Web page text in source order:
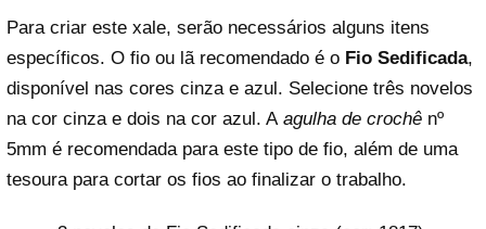
Para criar este xale, serão necessários alguns itens
específicos. O fio ou lã recomendado é o Fio Sedificada,
disponível nas cores cinza e azul. Selecione três novelos
na cor cinza e dois na cor azul. A agulha de crochê nº
5mm é recomendada para este tipo de fio, além de uma
tesoura para cortar os fios ao finalizar o trabalho.